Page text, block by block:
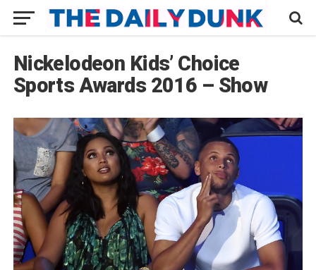
Nickelodeon Kids’ Choice
Sports Awards 2016 – Show